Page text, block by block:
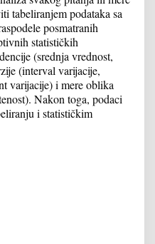
tabeliranjem podataka sa
posmatranih
statističkih
(srednja vrednost,
(interval varijacije,
varijacije) i mere oblika
Nakon toga, podaci
i statističkim